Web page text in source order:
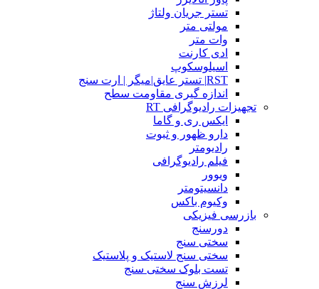
تستر جریان ولتاژ
مولتی متر
وات متر
ادی کارنت
اسیلوسکوپ
RST| تستر عایق|میگر | ارت سنج
اندازه گیری مقاومت سطح
تجهیزات رادیوگرافی RT
ایکس ری و گاما
دارو ظهور و ثبوت
رادیومتر
فیلم رادیوگرافی
ویوور
دانسیتومتر
وکیوم باکس
بازرسی فیزیکی
دورسنج
سختی سنج
سختی سنج لاستیک و پلاستیک
تست بلوک سختی سنج
لرزش سنج